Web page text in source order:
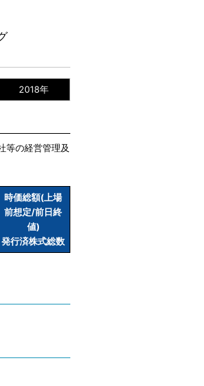
2018年
等の経営管理及
時価総額(上場
前想定/前日終
値)
発行済株式総数